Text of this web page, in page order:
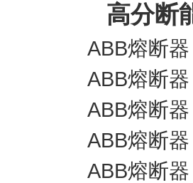
高分断
ABB熔断
ABB熔断
ABB熔断
ABB熔断
ABB熔断